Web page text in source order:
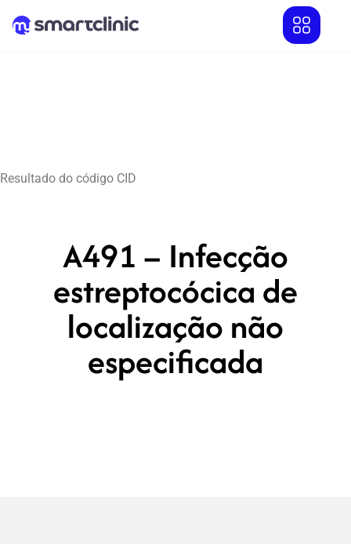
Resultado do código CID
A491 – Infecção
estreptocócica de
localização não
especificada